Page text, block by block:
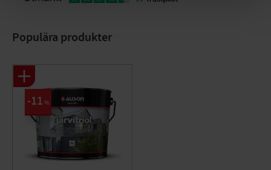
Populära produkter
11 %